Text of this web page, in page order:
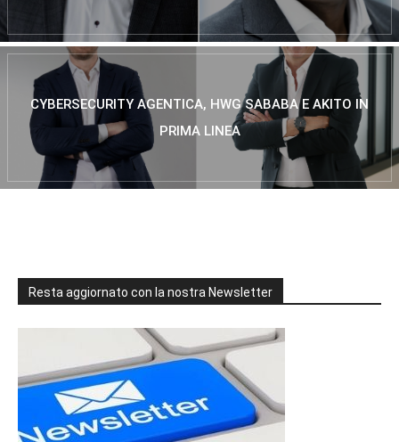
CYBERSECURITY AGENTICA, HWG SABABA E AKITO IN
PRIMA LINEA
Resta aggiornato con la nostra Newsletter